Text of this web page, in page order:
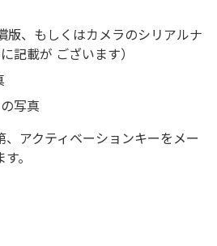
版、もしくはカメラのシリアルナ
記載が ございます）
写真
、アクティベーションキーをメー
。